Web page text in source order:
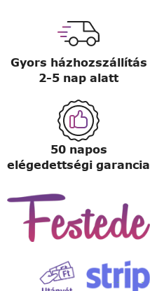
Gyors házhozszállítás
2-5 nap alatt
50 napos
elégedettségi garancia